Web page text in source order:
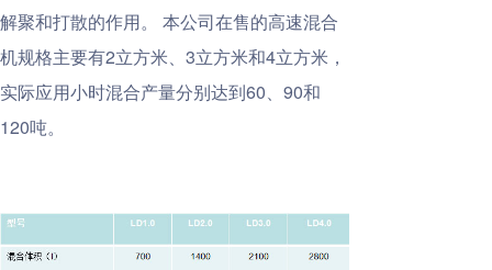
解聚和打散的作用。 本公司在售的高速混合
机规格主要有2立方米、3立方米和4立方米，
实际应用小时混合产量分别达到60、90和
120吨。